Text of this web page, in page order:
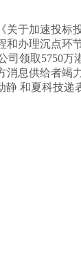
于加速投标
办理沉点环
领取5750万
息供给者竭
和夏科技递